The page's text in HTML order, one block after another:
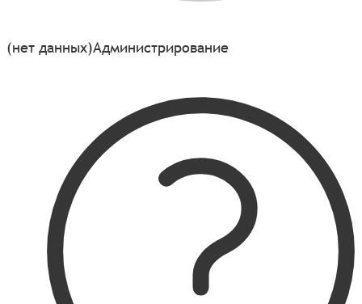
(нет данных)Администрирование